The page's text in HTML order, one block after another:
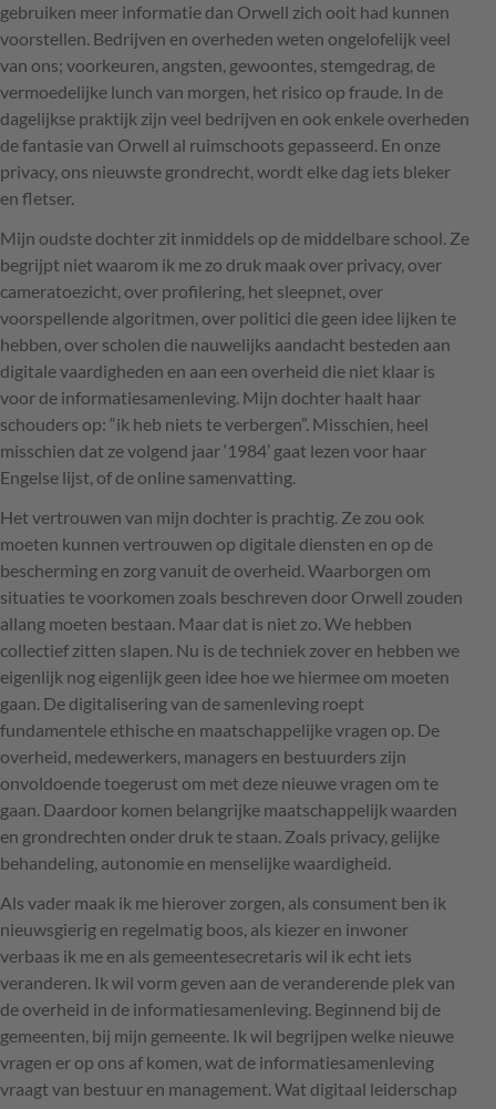
gebruiken meer informatie dan Orwell zich ooit had kunnen
voorstellen. Bedrijven en overheden weten ongelofelijk veel
van ons; voorkeuren, angsten, gewoontes, stemgedrag, de
vermoedelijke lunch van morgen, het risico op fraude. In de
dagelijkse praktijk zijn veel bedrijven en ook enkele overheden
de fantasie van Orwell al ruimschoots gepasseerd. En onze
privacy, ons nieuwste grondrecht, wordt elke dag iets bleker
en fletser.
Mijn oudste dochter zit inmiddels op de middelbare school. Ze
begrijpt niet waarom ik me zo druk maak over privacy, over
cameratoezicht, over profilering, het sleepnet, over
voorspellende algoritmen, over politici die geen idee lijken te
hebben, over scholen die nauwelijks aandacht besteden aan
digitale vaardigheden en aan een overheid die niet klaar is
voor de informatiesamenleving. Mijn dochter haalt haar
schouders op: “ik heb niets te verbergen”. Misschien, heel
misschien dat ze volgend jaar ‘1984’ gaat lezen voor haar
Engelse lijst, of de online samenvatting.
Het vertrouwen van mijn dochter is prachtig. Ze zou ook
moeten kunnen vertrouwen op digitale diensten en op de
bescherming en zorg vanuit de overheid. Waarborgen om
situaties te voorkomen zoals beschreven door Orwell zouden
allang moeten bestaan. Maar dat is niet zo. We hebben
collectief zitten slapen. Nu is de techniek zover en hebben we
eigenlijk nog eigenlijk geen idee hoe we hiermee om moeten
gaan. De digitalisering van de samenleving roept
fundamentele ethische en maatschappelijke vragen op. De
overheid, medewerkers, managers en bestuurders zijn
onvoldoende toegerust om met deze nieuwe vragen om te
gaan. Daardoor komen belangrijke maatschappelijk waarden
en grondrechten onder druk te staan. Zoals privacy, gelijke
behandeling, autonomie en menselijke waardigheid.
Als vader maak ik me hierover zorgen, als consument ben ik
nieuwsgierig en regelmatig boos, als kiezer en inwoner
verbaas ik me en als gemeentesecretaris wil ik echt iets
veranderen. Ik wil vorm geven aan de veranderende plek van
de overheid in de informatiesamenleving. Beginnend bij de
gemeenten, bij mijn gemeente. Ik wil begrijpen welke nieuwe
vragen er op ons af komen, wat de informatiesamenleving
vraagt van bestuur en management. Wat digitaal leiderschap